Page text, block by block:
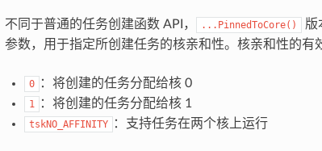
不同于普通的任务创建函数 API， ...PinnedToCore() 版
参数，用于指定所创建任务的核亲和性。核亲和性的有
0 ：将创建的任务分配给核 0
1 ：将创建的任务分配给核 1
tskNO_AFFINITY ：支持任务在两个核上运行